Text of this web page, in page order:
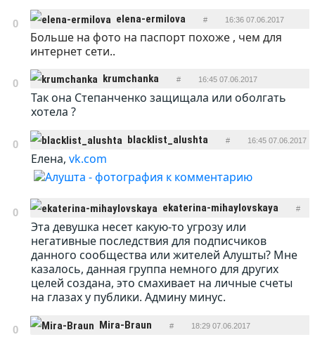
0 elena-ermilova # 16:36 07.06.2017
ОТВЕТИТЬ
Больше на фото на паспорт похоже , чем для
интернет сети..
0 krumchanka # 16:45 07.06.2017
ОТВЕТИТЬ
Так она Степанченко защищала или оболгать
хотела ?
0 blacklist_alushta # 16:45 07.06.2017
Елена, vk.com
0 ekaterina-mihaylovskaya #
17:34 07.06.2017
Эта девушка несет какую-то угрозу или
негативные последствия для подписчиков
данного сообщества или жителей Алушты? Мне
казалось, данная группа немного для других
целей создана, это смахивает на личные счеты
на глазах у публики. Админу минус.
0 Mira-Braun # 18:29 07.06.2017